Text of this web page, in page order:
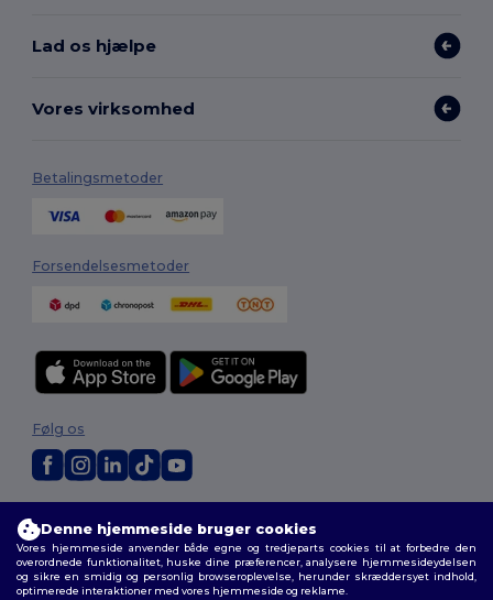
Lad os hjælpe
Vores virksomhed
Betalingsmetoder
Forsendelsesmetoder
Vilkår og Betingelser|Tilpasset politik |Fortrolighedspolitik
cookies|Sitemap
Følg os
Denne hjemmeside bruger cookies
Vores hjemmeside anvender både egne og tredjeparts cookies til at forbedre den
overordnede funktionalitet, huske dine præferencer, analysere hjemmesideydelsen
og sikre en smidig og personlig browseroplevelse, herunder skræddersyet indhold,
optimerede interaktioner med vores hjemmeside og reklame.